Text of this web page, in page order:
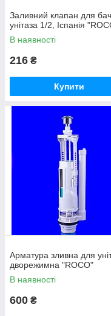
Заливний клапан для
унітаза 1/2, Іспанія
В наявності
216 ₴
Купити
Арматура зливна для
дворежимна "ROCO"
В наявності
600 ₴